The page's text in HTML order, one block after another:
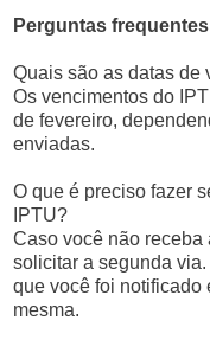
Perguntas
Quais são as datas de
Os vencimentos do
de fevereiro,
enviadas.
O que é preciso fazer
IPTU?
Caso você não receba
solicitar a segunda
que você foi notificado
mesma.